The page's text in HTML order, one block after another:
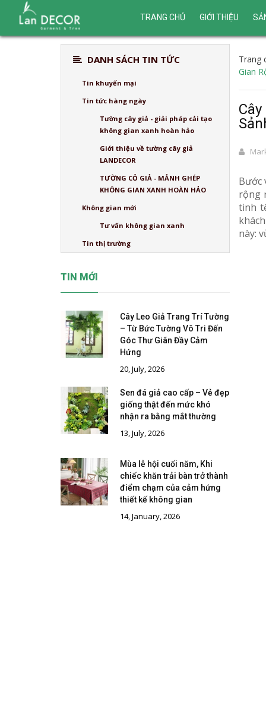
TRANG CHỦ GIỚI THIỆU
Trang
Gian
Bước
rộng
tinh
này:
DANH SÁCH TIN TỨC
Tin khuyến mại
Tin tức hàng ngày
Tường cây giả - giải pháp cải tạo
không gian xanh hoàn hảo
Giới thiệu về tường cây giả
LANDECOR
TƯỜNG CỎ GIẢ - MẢNH GHÉP
KHÔNG GIAN XANH HOÀN HẢO
Không gian mới
Tư vấn không gian xanh
Tin thị trường
TIN MỚI
Cây Leo Giả Trang Trí Tường
– Từ Bức Tường Vô Tri Đến
Góc Thư Giãn Đầy Cảm
Hứng
20, July, 2026
Sen đá giả cao cấp – Vẻ đẹp
giống thật đến mức khó
nhận ra bằng mắt thường
13, July, 2026
Mùa lễ hội cuối năm, Khi
chiếc khăn trải bàn trở thành
điểm chạm của cảm hứng
thiết kế không gian
14, January, 2026